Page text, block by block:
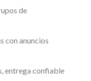
de
con anuncios
entrega confiable